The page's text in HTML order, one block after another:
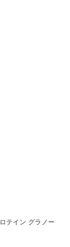
テイン グラノー